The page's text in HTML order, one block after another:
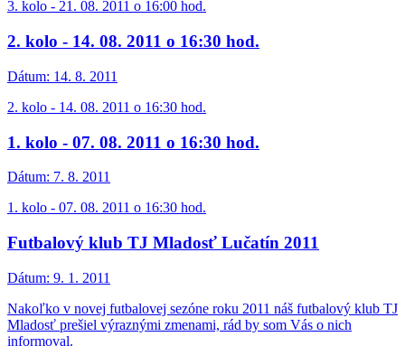
3. kolo - 21. 08. 2011 o 16:00 hod.
2. kolo - 14. 08. 2011 o 16:30 hod.
Dátum: 14. 8. 2011
2. kolo - 14. 08. 2011 o 16:30 hod.
1. kolo - 07. 08. 2011 o 16:30 hod.
Dátum: 7. 8. 2011
1. kolo - 07. 08. 2011 o 16:30 hod.
Futbalový klub TJ Mladosť Lučatín 2011
Dátum: 9. 1. 2011
Nakoľko v novej futbalovej sezóne roku 2011 náš futbalový klub TJ
Mladosť prešiel výraznými zmenami, rád by som Vás o nich
informoval.